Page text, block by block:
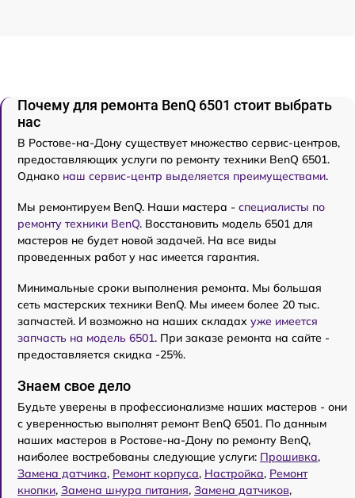
Почему для ремонта BenQ 6501 стоит выбрать
нас
В Ростове-на-Дону существует множество сервис-центров,
предоставляющих услуги по ремонту техники BenQ 6501.
Однако наш сервис-центр выделяется преимуществами.
Мы ремонтируем BenQ. Наши мастера - специалисты по
ремонту техники BenQ. Восстановить модель 6501 для
мастеров не будет новой задачей. На все виды
проведенных работ у нас имеется гарантия.
Минимальные сроки выполнения ремонта. Мы большая
сеть мастерских техники BenQ. Мы имеем более 20 тыс.
запчастей. И возможно на наших складах уже имеется
запчасть на модель 6501. При заказе ремонта на сайте -
предоставляется скидка -25%.
Знаем свое дело
Будьте уверены в профессионализме наших мастеров - они
с уверенностью выполнят ремонт BenQ 6501. По данным
наших мастеров в Ростове-на-Дону по ремонту BenQ,
наиболее востребованы следующие услуги: Прошивка,
Замена датчика, Ремонт корпуса, Настройка, Ремонт
кнопки, Замена шнура питания, Замена датчиков,